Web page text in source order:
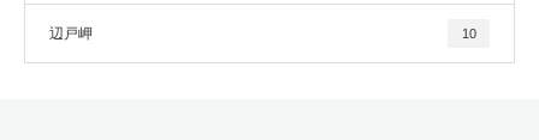
辺戸岬 10